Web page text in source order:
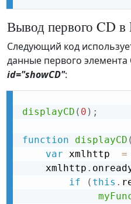
Вывод первого CD
Следующий код
данные первого элемента
id="showCD":
displayCD ( 0 ) ;
function displayCD (
var xmlhttp =
    xmlhttp
.
if
( this .